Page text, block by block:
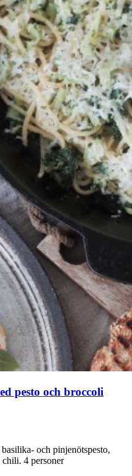
pesto och broccoli
och pinjenötspesto,
4 personer